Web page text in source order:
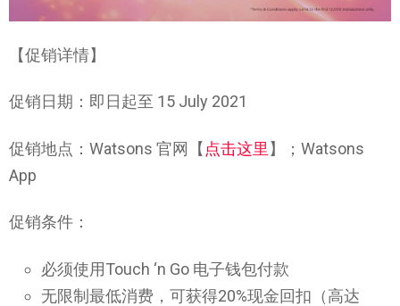
【促销详情】
促销日期：即日起至 15 July 2021
促销地点：Watsons 官网【 点击这里 】；Watsons
App
促销条件：
必须使用Touch ‘n Go 电子钱包付款
无限制最低消费，可获得20%现金回扣（高达